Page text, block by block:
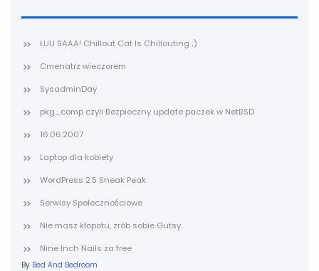
ŁUU SAAA! Chillout Cat Is Chillouting ;)
Cmenatrz wieczorem
SysadminDay
pkg_comp czyli Bezpieczny update paczek w NetBSD
16.06.2007
Laptop dla kobiety
WordPress 2.5 Sneak Peak
Serwisy Społecznościowe
Nie masz kłopotu, zrób sobie Gutsy.
Nine Inch Nails za free
By Bed And Bedroom